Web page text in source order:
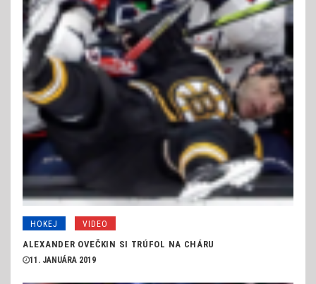
HOKEJ VIDEO
ALEXANDER OVEČKIN SI TRÚFOL NA CHÁRU
11. JANUÁRA 2019